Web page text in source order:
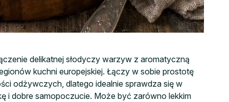
delikatnej słodyczy warzyw z aromatyczną
kuchni europejskiej. Łączy w sobie prostotę
odżywczych, dlatego idealnie sprawdza się w
i dobre samopoczucie. Może być zarówno lekkim